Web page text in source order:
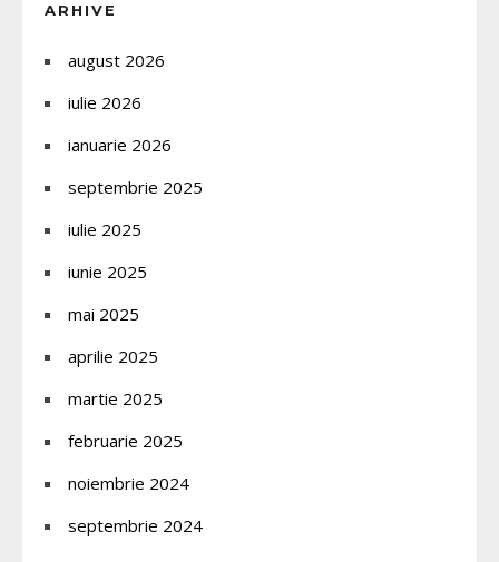
ARHIVE
august 2026
iulie 2026
ianuarie 2026
septembrie 2025
iulie 2025
iunie 2025
mai 2025
aprilie 2025
martie 2025
februarie 2025
noiembrie 2024
septembrie 2024